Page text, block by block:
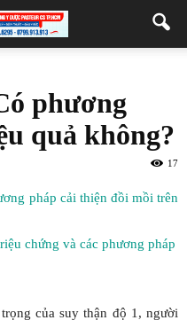
phương
quả không?
17
pháp cải thiện đồi mồi trên
chứng và các phương pháp
của suy thận độ 1, người